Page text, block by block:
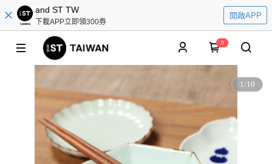
and ST TW
下載APP立即領300券
開啟APP
0
1/10